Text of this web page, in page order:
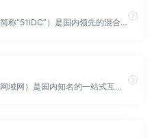
上海锐速网络科技有限公司（简称“51IDC”）是国内领先的混合云网服务商，致力构建覆盖全球的混合云基础设施，主要业务包括数据中心托管业务、云联网业务及专业运维管理服务等。公司拥有全行业的智选方案，极简可靠的交付方式，多场景的连接能力，高效专业的技术支撑，帮助客户打通地域上国家和国家、生态内容和终端用户的通道。全球接入500+PoP点，业务覆盖亚太、北美、欧洲等地区，为出海业务构建灵活的IT架构
上海网域网络科技有限公司（网域网）是国内知名的一站式互联网数据中心（IDC）与云计算解决方案服务商，